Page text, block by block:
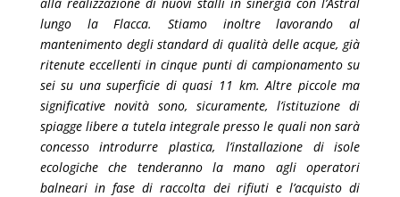
lungo la Flacca. Stiamo inoltre lavorando al
mantenimento degli standard di qualità delle acque, già
ritenute eccellenti in cinque punti di campionamento su
sei su una superficie di quasi 11 km. Altre piccole ma
significative novità sono, sicuramente, l’istituzione di
spiagge libere a tutela integrale presso le quali non sarà
concesso introdurre plastica, l’installazione di isole
ecologiche che tenderanno la mano agli operatori
balneari in fase di raccolta dei rifiuti e l’acquisto di